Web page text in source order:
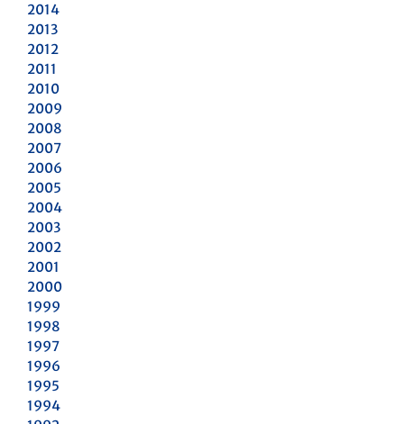
2014
2013
2012
2011
2010
2009
2008
2007
2006
2005
2004
2003
2002
2001
2000
1999
1998
1997
1996
1995
1994